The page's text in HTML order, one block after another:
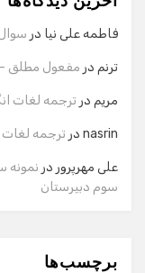
فاطمه علی نیا در
ترنم در مفعول مطلق
مریم در ترجمه لغات
nasrin در ترجمه
علی مهرپرور در نمونه
سوم دبیرستان
برچسب‌ها
سلام! برای شروع
وارد کنید.
ایمیل